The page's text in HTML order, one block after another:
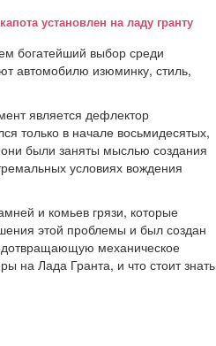
богатейший выбор среди
автомобилю изюминку, стиль,
является дефлектор
только в начале восьмидесятых,
они были заняты мыслью создания
условиях вождения
и комьев грязи, которые
этой проблемы и был создан
механическое
на Лада Гранта, и что стоит знать